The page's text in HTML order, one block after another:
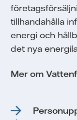
tillhandahålla
energi och
det nya
Mer om